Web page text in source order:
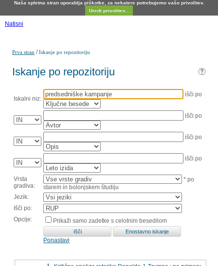
Naša spletna stran uporablja piškotke, za nekatere potrebujemo vašo privolitev.
Uredi privolitev...
Natisni
Prva stran /Iskanje po repozitoriju
Iskanje po repozitoriju
Iskalni niz:
išči po
išči po
išči po
išči po
Vrsta
gradiva:
* po
starem in bolonjskem študiju
Jezik:
Išči po:
Opcije:
Prikaži samo zadetke s celotnim besedilom
Ponastavi